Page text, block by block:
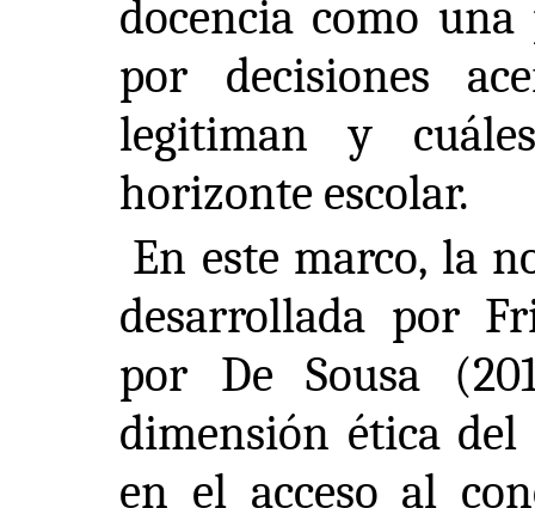
docencia como
por decisiones
legitiman y
horizonte escolar.
En este marco, la
desarrollada por
por De Sousa
dimensión ética del
en el acceso al